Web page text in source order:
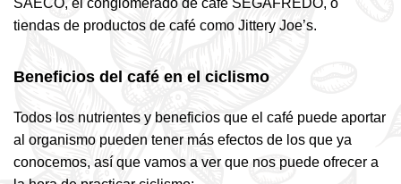
tiendas de productos de café como Jittery Joe’s.
Beneficios del café en el ciclismo
Todos los nutrientes y beneficios que el café puede aportar
al organismo pueden tener más efectos de los que ya
conocemos, así que vamos a ver que nos puede ofrecer a